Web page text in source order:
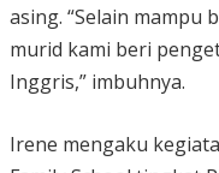
asing. “Selain mampu
murid kami beri
Inggris,” imbuhnya.
Irene mengaku